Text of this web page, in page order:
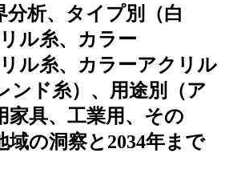
分析、タイプ別（白
リル糸、カラー
リル糸、カラーアクリル
ンド糸）、用途別（ア
家具、工業用、その
域の洞察と2034年まで